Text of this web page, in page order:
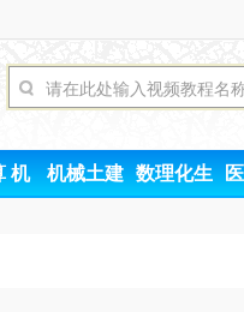
机 机械土建 数理化生